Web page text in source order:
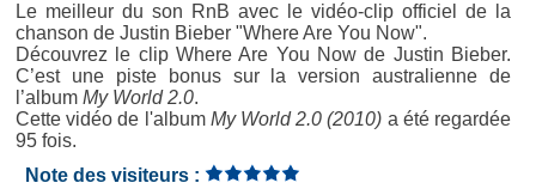
Le meilleur du son RnB avec le vidéo-clip officiel de la
chanson de Justin Bieber "Where Are You Now".
Découvrez le clip Where Are You Now de Justin Bieber.
C’est une piste bonus sur la version australienne de
l’albumMy World 2.0.
Cette vidéo de l'album My World 2.0 (2010) a été regardée
95 fois.
Note des visiteurs :